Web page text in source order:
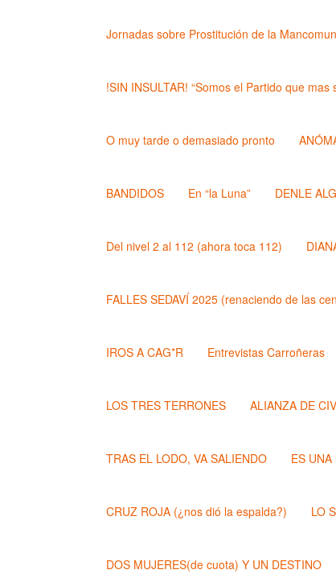
Jornadas sobre Prostitución de la
!SIN INSULTAR! “Somos el Partido que mas
O muy tarde o demasiado pronto
BANDIDOS En “la Luna” DENLE
Del nivel 2 al 112 (ahora toca 112)
FALLES SEDAVÍ 2025 (renaciendo de las
IROS A CAG*R Entrevistas Carroñeras
LOS TRES TERRONES ALIANZA DE
TRAS EL LODO, VA SALIENDO ES
CRUZ ROJA (¿nos dió la espalda?) LO
DOS MUJERES(de cuota) Y UN DESTINO